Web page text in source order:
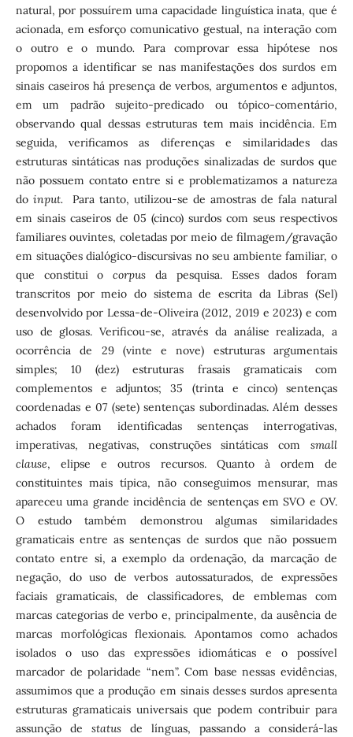
natural, por possuírem uma capacidade linguística inata, que é
acionada, em esforço comunicativo gestual, na interação com
o outro e o mundo. Para comprovar essa hipótese nos
propomos a identificar se nas manifestações dos surdos em
sinais caseiros há presença de verbos, argumentos e adjuntos,
em um padrão sujeito-predicado ou tópico-comentário,
observando qual dessas estruturas tem mais incidência. Em
seguida, verificamos as diferenças e similaridades das
estruturas sintáticas nas produções sinalizadas de surdos que
não possuem contato entre si e problematizamos a natureza
do input.
Para tanto, utilizou-se de amostras de fala natural
em sinais caseiros de 05 (cinco) surdos com seus respectivos
familiares ouvintes, coletadas por meio de filmagem/gravação
em situações dialógico-discursivas no seu ambiente familiar, o
que constitui ocorpus da pesquisa. Esses dados foram
transcritos por meio do sistema de escrita da Libras (Sel)
desenvolvido por Lessa-de-Oliveira (2012, 2019 e 2023) e com
uso de glosas. Verificou-se, através da análise realizada, a
ocorrência de 29 (vinte e nove) estruturas argumentais
simples; 10 (dez) estruturas frasais gramaticais com
complementos e adjuntos; 35 (trinta e cinco) sentenças
coordenadas e 07 (sete) sentenças subordinadas. Além desses
achados foram identificadas sentenças interrogativas,
imperativas, negativas, construções sintáticas comsmall
clause, elipse e outros recursos. Quanto à ordem de
constituintes mais típica, não conseguimos mensurar, mas
apareceu uma grande incidência de sentenças em SVO e OV.
O estudo também demonstrou algumas similaridades
gramaticais entre as sentenças de surdos que não possuem
contato entre si, a exemplo da ordenação, da marcação de
negação, do uso de verbos autossaturados, de expressões
faciais gramaticais, de classificadores, de emblemas com
marcas categorias de verbo e, principalmente, da ausência de
marcas morfológicas flexionais. Apontamos como achados
isolados o uso das expressões idiomáticas e o possível
marcador de polaridade “nem”. Com base nessas evidências,
assumimos que a produção em sinais desses surdos apresenta
estruturas gramaticais universais que podem contribuir para
assunção de status de línguas, passando a considerá-las